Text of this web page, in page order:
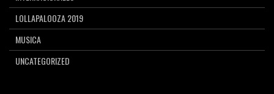
LOLLAPALOOZA 2019
MUSICA
UNCATEGORIZED